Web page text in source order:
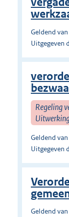
Geldend
Uitgegeven
Regeling
Geldend
Uitgegeven
Geldend